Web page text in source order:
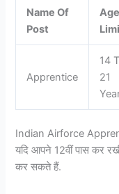
Name Of
Post
Age
Apprentice
14
21
Indian Airforce
यदि आपने 12वीं पास कर
कर सकते हैं.